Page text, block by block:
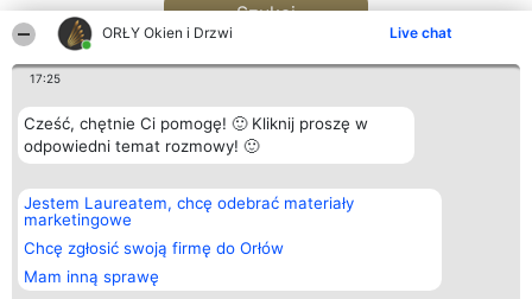
ORŁY Okien i Drzwi Live chat
17:25
Cześć, chętnie Ci pomogę! 🙂 Kliknij proszę w
odpowiedni temat rozmowy! 🙂
Jestem Laureatem, chcę odebrać materiały
marketingowe
Chcę zgłosić swoją firmę do Orłów
Mam inną sprawę
Szukaj
Organizator plebiscytu
Bright Side Solutions sp. z o.
o. sp. k.
ul. Ruska 22
Wrocław 50-079
KRS 0000749100 | Regon
381313360 | NIP 8943132676
Plebiscyt
Laureaci
wszystkich
Laureatów
Regulamin
Kontakt
Kontakt